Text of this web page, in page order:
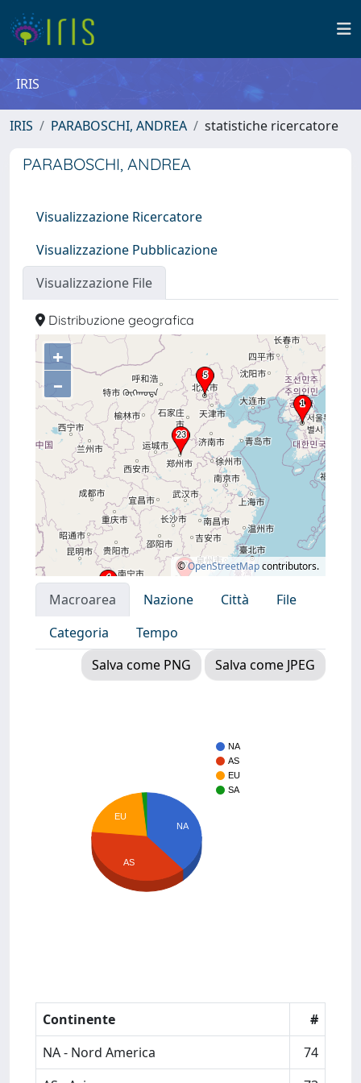
IRIS
IRIS PARABOSCHI, ANDREA statistiche ricercatore
PARABOSCHI, ANDREA
Visualizzazione Ricercatore
Visualizzazione Pubblicazione
Visualizzazione File
Distribuzione geografica
+
–
©OpenStreetMapcontributors.
Macroarea Nazione Città
File
Categoria
Tempo
Salva come PNG
Salva come JPEG
NA
AS
EU
SA
NA
EU
AS
Continente
#
NA - Nord America
74